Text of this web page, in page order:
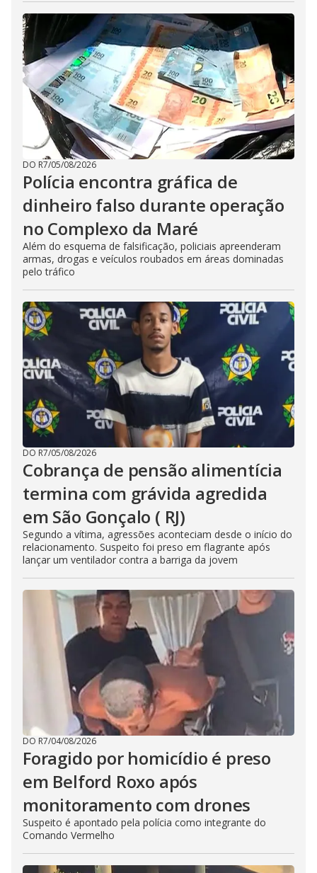
DO R7/05/08/2026
Polícia encontra gráfica de
dinheiro falso durante operação
no Complexo da Maré
Além do esquema de falsificação, policiais apreenderam
armas, drogas e veículos roubados em áreas dominadas
pelo tráfico
DO R7/05/08/2026
Cobrança de pensão alimentícia
termina com grávida agredida
em São Gonçalo ( RJ)
Segundo a vítima, agressões aconteciam desde o início do
relacionamento. Suspeito foi preso em flagrante após
lançar um ventilador contra a barriga da jovem
DO R7/04/08/2026
Foragido por homicídio é preso
em Belford Roxo após
monitoramento com drones
Suspeito é apontado pela polícia como integrante do
Comando Vermelho